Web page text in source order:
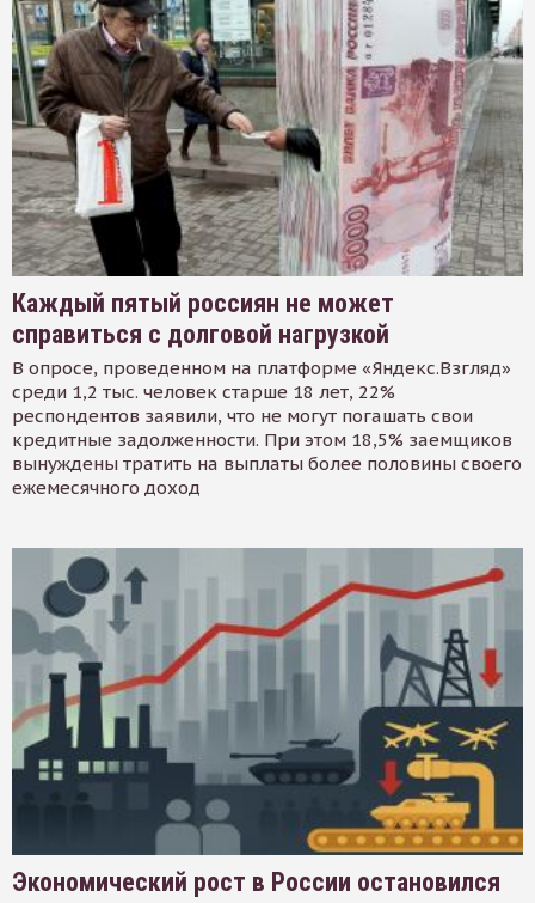
Каждый пятый россиян не может
справиться с долговой нагрузкой
В опросе, проведенном на платформе «Яндекс.Взгляд»
среди 1,2 тыс. человек старше 18 лет, 22%
респондентов заявили, что не могут погашать свои
кредитные задолженности. При этом 18,5% заемщиков
вынуждены тратить на выплаты более половины своего
ежемесячного доход
Экономический рост в России остановился